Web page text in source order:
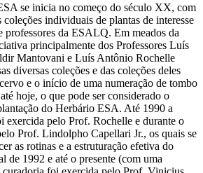
se inicia no começo do século XX, com
coleções individuais de plantas de interesse
professores da ESALQ. Em meados da
principalmente dos Professores Luís
Mantovani e Luís Antônio Rochelle
diversas coleções e das coleções deles
e o início de uma numeração de tombo
hoje, o que pode ser considerado o
do Herbário ESA. Até 1990 a
exercida pelo Prof. Rochelle e durante o
Prof. Lindolpho Capellari Jr., os quais se
as rotinas e a estruturação efetiva do
de 1992 e até o presente (com uma